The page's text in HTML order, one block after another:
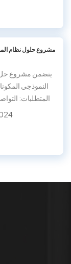
مشروع حلول نظام
يتضمن مشروع حل
المتطلبات:
متطلباته